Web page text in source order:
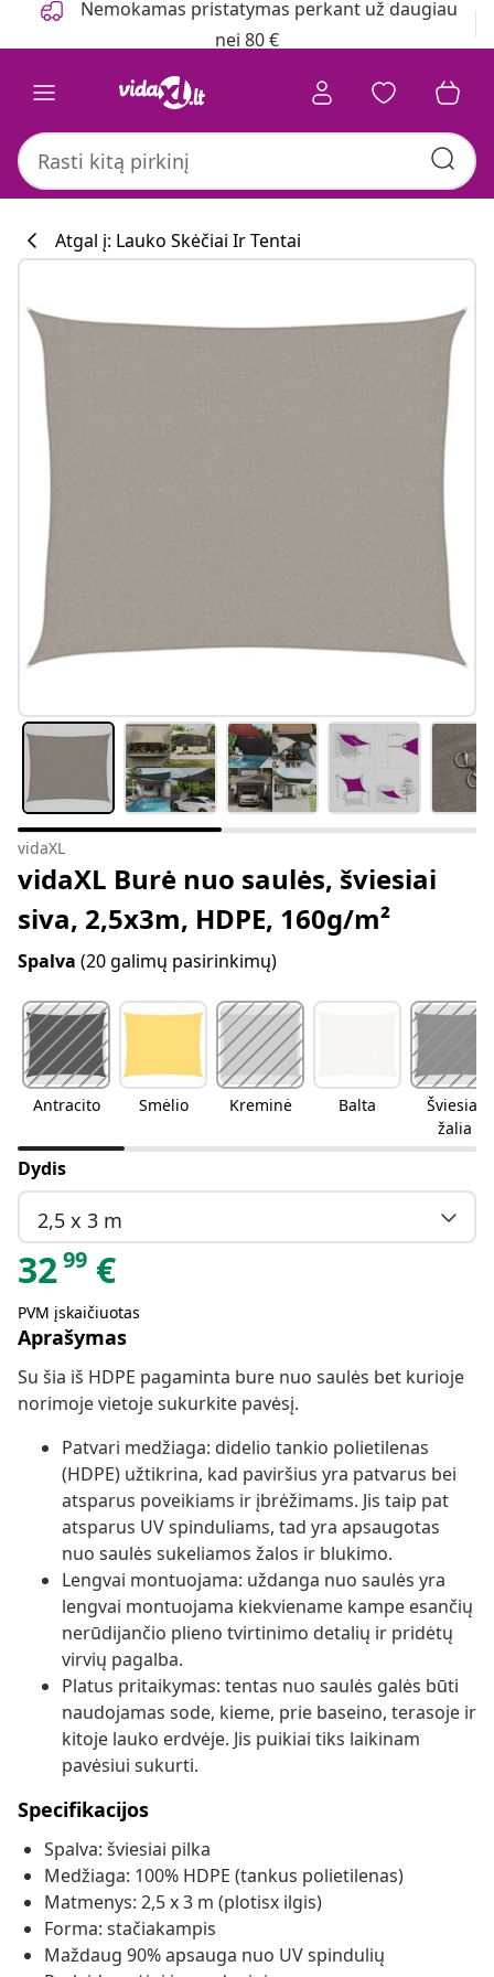
Nemokamas pristatymas perkant už daugiau
nei 80 €
Atgal į: Lauko Skėčiai Ir Tentai
vidaXL
vidaXL Burė nuo saulės, šviesiai
siva, 2,5x3m, HDPE, 160g/m²
Spalva (20 galimų pasirinkimų)
Antracito Smėlio Kreminė Balta
Šviesiai
žalia
Dydis
2,5 x 3 m
3299 €
PVM įskaičiuotas
Aprašymas
Su šia iš HDPE pagaminta bure nuo saulės bet kurioje
norimoje vietoje sukurkite pavėsį.
Patvari medžiaga: didelio tankio polietilenas
(HDPE) užtikrina, kad paviršius yra patvarus bei
atsparus poveikiams ir įbrėžimams. Jis taip pat
atsparus UV spinduliams, tad yra apsaugotas
nuo saulės sukeliamos žalos ir blukimo.
Lengvai montuojama: uždanga nuo saulės yra
lengvai montuojama kiekviename kampe esančių
nerūdijančio plieno tvirtinimo detalių ir pridėtų
virvių pagalba.
Platus pritaikymas: tentas nuo saulės galės būti
naudojamas sode, kieme, prie baseino, terasoje ir
kitoje lauko erdvėje. Jis puikiai tiks laikinam
pavėsiui sukurti.
Specifikacijos
Spalva: šviesiai pilka
Medžiaga: 100% HDPE (tankus polietilenas)
Matmenys: 2,5 x 3 m (plotisx ilgis)
Forma: stačiakampis
Maždaug 90% apsauga nuo UV spindulių